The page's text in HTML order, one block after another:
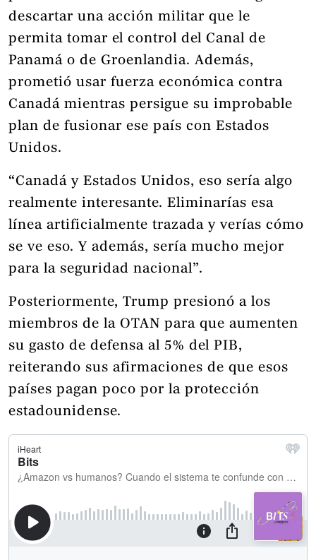
descartar una acción militar que le
permita tomar el control del Canal de
Panamá o de Groenlandia. Además,
prometió usar fuerza económica contra
Canadá mientras persigue su improbable
plan de fusionar ese país con Estados
Unidos.
“Canadá y Estados Unidos, eso sería algo
realmente interesante. Eliminarías esa
línea artificialmente trazada y verías cómo
se ve eso. Y además, sería mucho mejor
para la seguridad nacional”.
Posteriormente, Trump presionó a los
miembros de la OTAN para que aumenten
su gasto de defensa al 5% del PIB,
reiterando sus afirmaciones de que esos
países pagan poco por la protección
estadounidense.